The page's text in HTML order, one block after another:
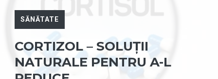
SĂNĂTATE
CORTIZOL – SOLUȚII
NATURALE PENTRU A-L